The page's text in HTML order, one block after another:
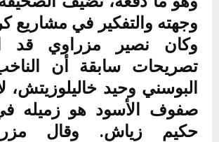
وجهته والتفكير في مشاريع
وكان نصير مزراوي قد
تصريحات سابقة أن
البوسني وحيد خاليلوزيتش،
صفوف الأسود هو زميله
حكيم زياش. وقال